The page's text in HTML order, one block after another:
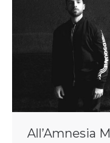
All’Amnesia